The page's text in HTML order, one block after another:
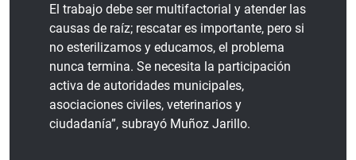
El trabajo debe ser multifactorial y atender las
causas de raíz; rescatar es importante, pero si
no esterilizamos y educamos, el problema
nunca termina. Se necesita la participación
activa de autoridades municipales,
asociaciones civiles, veterinarios y
ciudadanía”, subrayó Muñoz Jarillo.